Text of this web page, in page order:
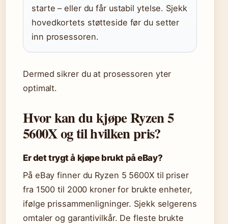
starte – eller du får ustabil ytelse. Sjekk
hovedkortets støtteside før du setter
inn prosessoren.
Dermed sikrer du at prosessoren yter
optimalt.
Hvor kan du kjøpe Ryzen 5
5600X og til hvilken pris?
Er det trygt å kjøpe brukt på eBay?
På eBay finner du Ryzen 5 5600X til priser
fra 1500 til 2000 kroner for brukte enheter,
ifølge prissammenligninger. Sjekk selgerens
omtaler og garantivilkår. De fleste brukte